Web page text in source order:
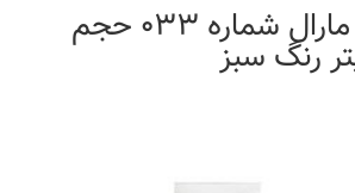
واریاسیون مارال شماره 033 حجم